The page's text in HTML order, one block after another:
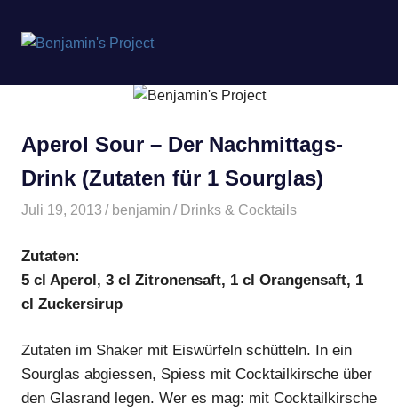
springen
Project
Aperol Sour – Der Nachmittags-
Drink (Zutaten für 1 Sourglas)
Juli 19, 2013 benjamin Drinks & Cocktails
Zutaten:
5 cl Aperol, 3 cl Zitronensaft, 1 cl Orangensaft, 1
cl Zuckersirup
Zutaten im Shaker mit Eiswürfeln schütteln. In ein
Sourglas abgiessen, Spiess mit Cocktailkirsche über
den Glasrand legen. Wer es mag: mit Cocktailkirsche